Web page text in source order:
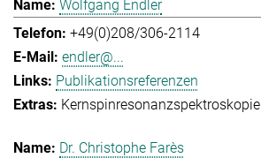
Wolfgang Endler
+49(0)208/306-2114
endler@...
Publikationsreferenzen
Kernspinresonanzspektroskopie
Dr. Christophe Farès